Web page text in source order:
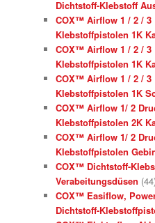
Dichtstoff-Klebstoff
COX™ Airflow 1 / 2 / 3
Klebstoffpistolen 1K
COX™ Airflow 1 / 2 / 3
Klebstoffpistolen 1K
COX™ Airflow 1 / 2 / 3
Klebstoffpistolen 1K
COX™ Airflow 1/ 2
Klebstoffpistolen 2K
COX™ Airflow 1/ 2
Klebstoffpistolen
COX™ Dichtstoff-
Verabeitungsdüsen
COX™ Easiflow,
Dichtstoff-